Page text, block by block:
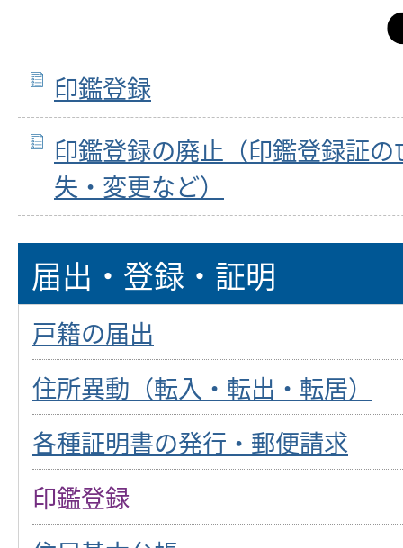
印鑑登録
印鑑登録の廃止（印鑑登録証
失・変更など）
届出・登録・証明
戸籍の届出
住所異動（転入・転出・転居）
各種証明書の発行・郵便請求
印鑑登録